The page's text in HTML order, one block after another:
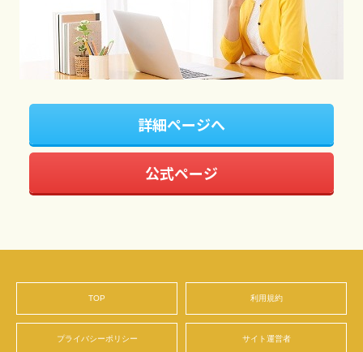
詳細ページへ
公式ページ
TOP 利用規約
プライバシーポリシー サイト運営者